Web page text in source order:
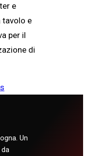
e
tavolo e
per il
di
Un